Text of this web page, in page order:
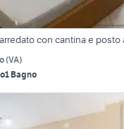
con cantina e posto
(VA)
1 Bagno